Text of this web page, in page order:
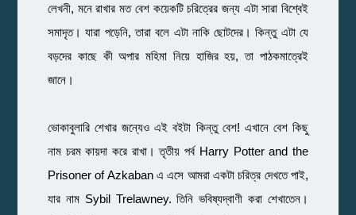
লেখনী, মনে রাখার মত বেশ কয়েকটি চরিত্রের জন্য এটা সারা বিশ্বেই
সমাদৃত। যারা পড়েনি, তারা বলে এটা নাকি ছোটদের। কিন্তু এটা যে
বড়দের কাছে কী অপার মহিমা নিয়ে হাজির হয়, তা পাঠকমাত্রেই
জানে।
ভোকাবুলারি শেখার জন্যেও এই বইটা কিন্তু বেশ! এখানে বেশ কিছু
নাম চরম কায়দা করে রাখা। তৃতীয় পর্ব Harry Potter and the
Prisoner of Azkaban এ এসে আমরা একটা চরিত্র দেখতে পাই,
যার নাম Sybil Trelawney. তিনি ভবিষ্যদ্বাণী করা শেখাতেন।